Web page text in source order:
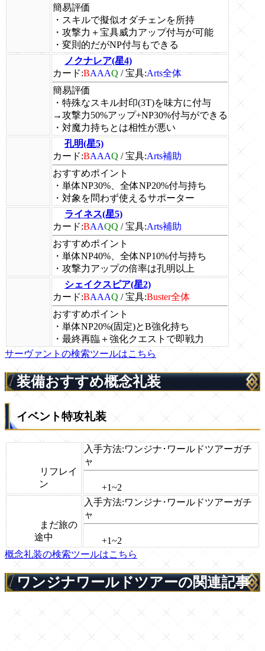
簡易評価
・スキルで擬似オダチェンを所持
・攻撃力＋宝具威力アップ付与が可能
・変則的だがNP付与もできる
ノクナレア(星4)
カード:BAAAQ /宝具:Arts全体
簡易評価
・特殊なスキル封印(3T)を味方に付与
→攻撃力50%アップ+NP30%付与ができる
・対魔力持ちとは相性が悪い
孔明(星5)
カード:BAAAQ /宝具:Arts補助
おすすめポイント
・単体NP30%、全体NP20%付与持ち
・対象を問わず使えるサポーター
ライネス(星5)
カード:BAAQQ /宝具:Arts補助
おすすめポイント
・単体NP40%、全体NP10%付与持ち
・攻撃力アップの倍率は孔明以上
シェイクスピア(星2)
カード:BAAAQ /宝具:Buster全体
おすすめポイント
・単体NP20%(固定)とB強化持ち
・最終再臨＋強化クエストで即戦力
サーヴァントの検索ツールはこちら
装備おすすめ概念礼装
イベント特攻礼装
リフレイ
ン
入手方法:ワンジナ･ワールドツアーガチ
ャ
+1~2
まだ旅の
途中
入手方法:ワンジナ･ワールドツアーガチ
ャ
+1~2
概念礼装の検索ツールはこちら
ワンジナワールドツアーの関連記事